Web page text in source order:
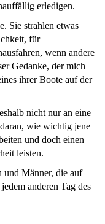
erledigen.
Sie strahlen etwas
für
wenn andere
Gedanke, der mich
ihrer Boote auf der
nicht nur an eine
wie wichtig jene
und doch einen
leisten.
und Männer, die auf
anderen Tag des